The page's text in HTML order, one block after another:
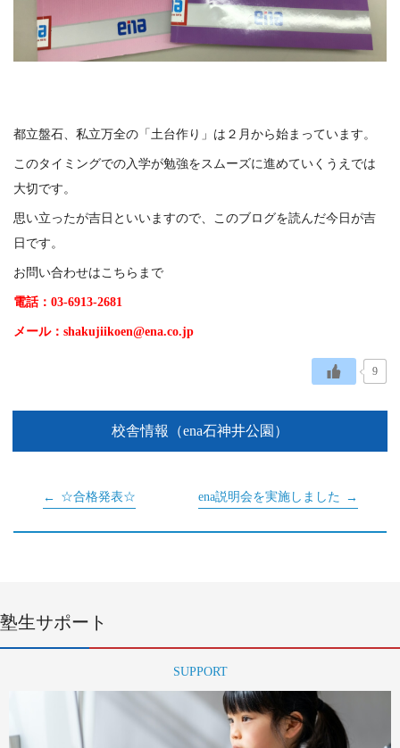
都立盤石、私立万全の「土台作り」は２月から始まっています。
このタイミングでの入学が勉強をスムーズに進めていくうえでは
大切です。
思い立ったが吉日といいますので、このブログを読んだ今日が吉
日です。
お問い合わせはこちらまで
電話：03-6913-2681
メール：shakujiikoen@ena.co.jp
9
校舎情報（ena石神井公園）
☆合格発表☆ ena説明会を実施しました
塾生サポート
SUPPORT